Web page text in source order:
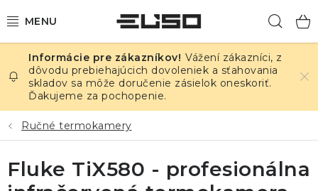
na
ELEKTRINA
TEPLOTA A VLHKOSŤ
TLAK A ÚNIKY
ZÁZNAMNÍKY
Vážení zákazníci, z
dôvodu prebiehajúcich dovoleniek a sťahovania
skladov sa môže doručenie zásielok oneskoriť.
Ďakujeme za pochopenie.
Ručné termokamery
Fluke TiX580 - profesionálna